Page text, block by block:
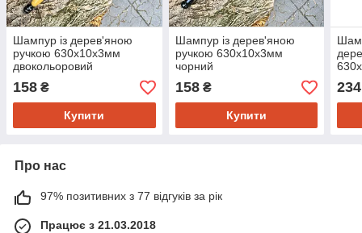
Шампур із дерев'яною
ручкою 630х10х3мм
двокольоровий
158 ₴
Купити
Шампур із дерев'яною
ручкою 630х10х3мм
чорний
158₴
Купити
234
Про нас
97% позитивних з 77 відгуків за рік
Працює з 21.03.2018